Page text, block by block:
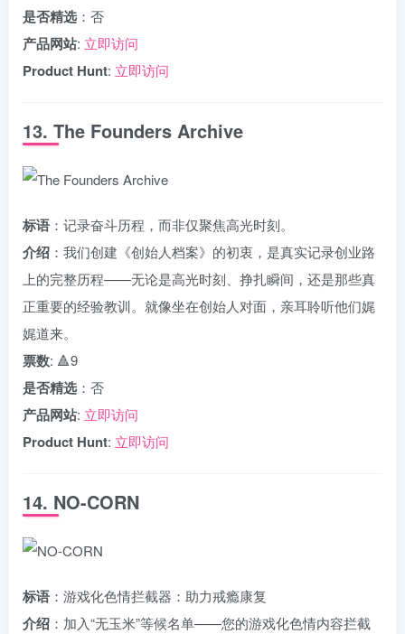
是否精选 ：否
产品网站: 立即访问
Product Hunt: 立即访问
13. The Founders Archive
标语 ：记录奋斗历程，而非仅聚焦高光时刻。
介绍 ：我们创建《创始人档案》的初衷，是真实记录创业路
上的完整历程——无论是高光时刻、挣扎瞬间，还是那些真
正重要的经验教训。就像坐在创始人对面，亲耳聆听他们娓
娓道来。
票数: 🔺9
是否精选 ：否
产品网站: 立即访问
Product Hunt: 立即访问
14. NO-CORN
标语 ：游戏化色情拦截器：助力戒瘾康复
介绍 ：加入“无玉米”等候名单——您的游戏化色情内容拦截